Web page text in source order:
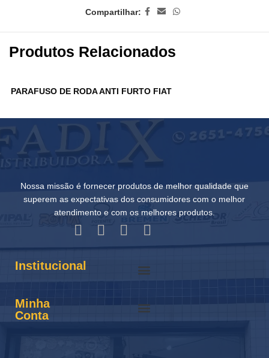
Compartilhar:
Produtos Relacionados
PARAFUSO DE RODA ANTI FURTO FIAT
Nossa missão é fornecer produtos de melhor qualidade que
superem as expectativas dos consumidores com o melhor
atendimento e com os melhores produtos.
Institucional
Minha
Conta